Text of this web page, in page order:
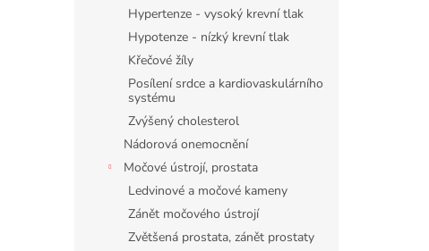
Hypertenze - vysoký krevní tlak
Hypotenze - nízký krevní tlak
Křečové žíly
Posílení srdce a kardiovaskulárního
systému
Zvýšený cholesterol
Nádorová onemocnění
Močové ústrojí, prostata
Ledvinové a močové kameny
Zánět močového ústrojí
Zvětšená prostata, zánět prostaty